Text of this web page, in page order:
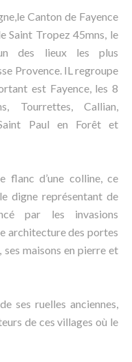
Canton de Fayence
Saint Tropez 45mns, le
des lieux les plus
Provence. IL regroupe
est Fayence, les 8
Tourrettes, Callian,
Paul en Forêt et
flanc d’une colline, ce
digne représentant de
par les invasions
architecture des portes
maisons en pierre et
ses ruelles anciennes,
de ces villages où le